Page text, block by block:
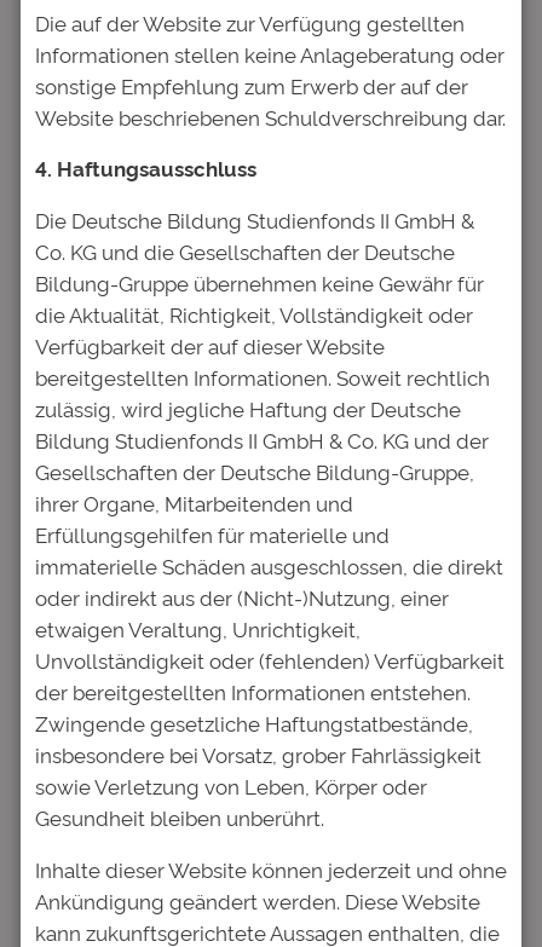
Pressekontakt
PR-Agentur:
GFD Finanzkommunikation
Lars Haugwitz
Telefon 069 / 97 12 47 34
Haugwitz@gfd-finanzkommunikation.de
Kommentare
Schreibe einen Kommentar
Deine E-Mail-Adresse wird nicht
veröffentlicht.Erforderliche Felder
sind mit*markiert
Kommentar*
Name*
E-Mail-Adresse*
Die auf der Website zur Verfügung gestellten
Informationen stellen keine Anlageberatung oder
sonstige Empfehlung zum Erwerb der auf der
Website beschriebenen Schuldverschreibung dar.
4. Haftungsausschluss
Die Deutsche Bildung Studienfonds II GmbH &
Co. KG und die Gesellschaften der Deutsche
Bildung-Gruppe übernehmen keine Gewähr für
die Aktualität, Richtigkeit, Vollständigkeit oder
Verfügbarkeit der auf dieser Website
bereitgestellten Informationen. Soweit rechtlich
zulässig, wird jegliche Haftung der Deutsche
Bildung Studienfonds II GmbH & Co. KG und der
Gesellschaften der Deutsche Bildung-Gruppe,
ihrer Organe, Mitarbeitenden und
Erfüllungsgehilfen für materielle und
immaterielle Schäden ausgeschlossen, die direkt
oder indirekt aus der (Nicht-)Nutzung, einer
etwaigen Veraltung, Unrichtigkeit,
Unvollständigkeit oder (fehlenden) Verfügbarkeit
der bereitgestellten Informationen entstehen.
Zwingende gesetzliche Haftungstatbestände,
insbesondere bei Vorsatz, grober Fahrlässigkeit
sowie Verletzung von Leben, Körper oder
Gesundheit bleiben unberührt.
Inhalte dieser Website können jederzeit und ohne
Ankündigung geändert werden. Diese Website
kann zukunftsgerichtete Aussagen enthalten, die